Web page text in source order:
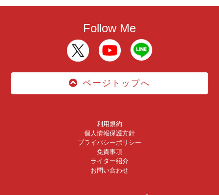
Follow Me
ページトップへ
利用規約
個人情報保護方針
プライバシーポリシー
免責事項
ライター紹介
お問い合わせ